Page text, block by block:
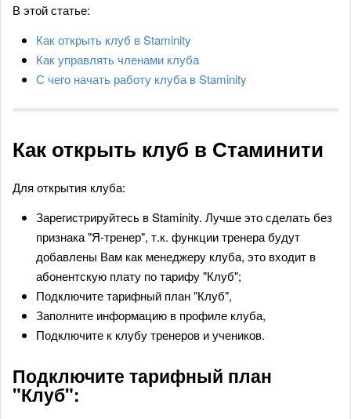
В этой статье:
Как открыть клуб в Staminity
Как управлять членами клуба
С чего начать работу клуба в Staminity
Как открыть клуб в Стаминити
Для открытия клуба:
Зарегистрируйтесь в Staminity. Лучше это сделать без
признака "Я-тренер", т.к. функции тренера будут
добавлены Вам как менеджеру клуба, это входит в
абонентскую плату по тарифу "Клуб";
Подключите тарифный план "Клуб",
Заполните информацию в профиле клуба,
Подключите к клубу тренеров и учеников.
Подключите тарифный план
"Клуб":